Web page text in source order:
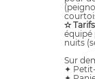
✫
équipé
nuits
Sur
✦